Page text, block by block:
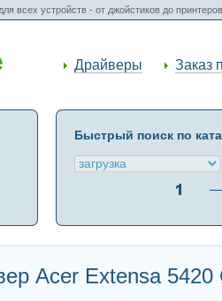
всех устройств - от джойстиков до
Драйверы Заказ
Быстрый поиск по
Acer Extensa